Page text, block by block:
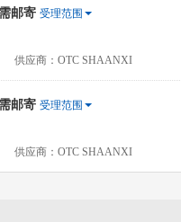
邮寄 受理范围
供应商：OTC SHAANXI
邮寄 受理范围
供应商：OTC SHAANXI